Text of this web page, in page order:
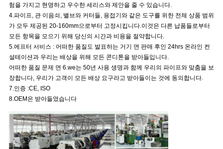
험을 가지고 현명하고 우수한 세리스와 제안을 줄 수 있습니다.
4.파이프, 관 이음쇠, 밸브와 커터들, 용접기와 같은 도구를 위한 전체 상품 범위
가 모두 제공된 20-160mm으로부터 고정시킵니다.이것은 다른 납품들로부터
모든 항목을 모으기 위해 당신의 시간과 비용을 절약합니다.
5.에프터 서비스 : 어떠한 품질도 발표하는 거기 면 판매 후인 24hrs 온라인 컨
설테이션과 우리는 배상을 위해 모든 콘디톤을 받아들입니다.
어떠한 품질 문제 면 6.we는 50년 사용 생명과 함께 우리의 파이프와 맞춤을 보
장합니다, 우리가 고객이 모든 배상 요구라고 받아들이는 것에 동의합니다.
7.인증 :CE, ISO
8.OEM은 받아들였습니다